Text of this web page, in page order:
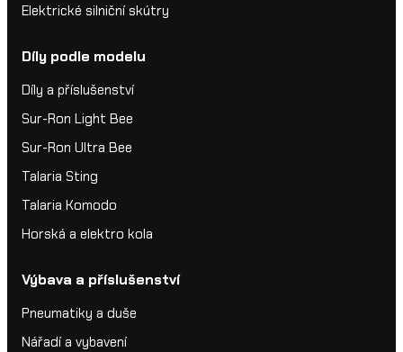
Elektrické silniční skútry
Díly podle modelu
Díly a příslušenství
Sur-Ron Light Bee
Sur-Ron Ultra Bee
Talaria Sting
Talaria Komodo
Horská a elektro kola
Výbava a příslušenství
Pneumatiky a duše
Nářadí a vybavení